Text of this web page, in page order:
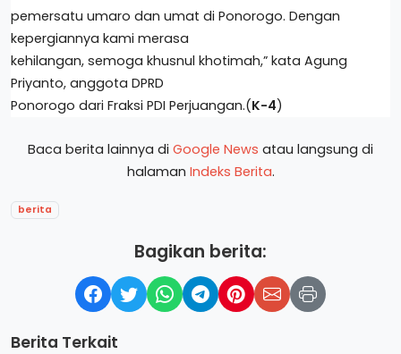
pemersatu umaro dan umat di Ponorogo. Dengan
kepergiannya kami merasa
kehilangan, semoga khusnul khotimah,” kata Agung
Priyanto, anggota DPRD
Ponorogo dari Fraksi PDI Perjuangan.(K-4)
Baca berita lainnya di Google News atau langsung di
halaman Indeks Berita.
berita
Bagikan berita:
Berita Terkait